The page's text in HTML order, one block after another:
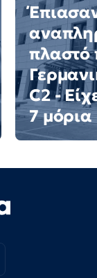
πλαστό
C2 -
7 μόρια